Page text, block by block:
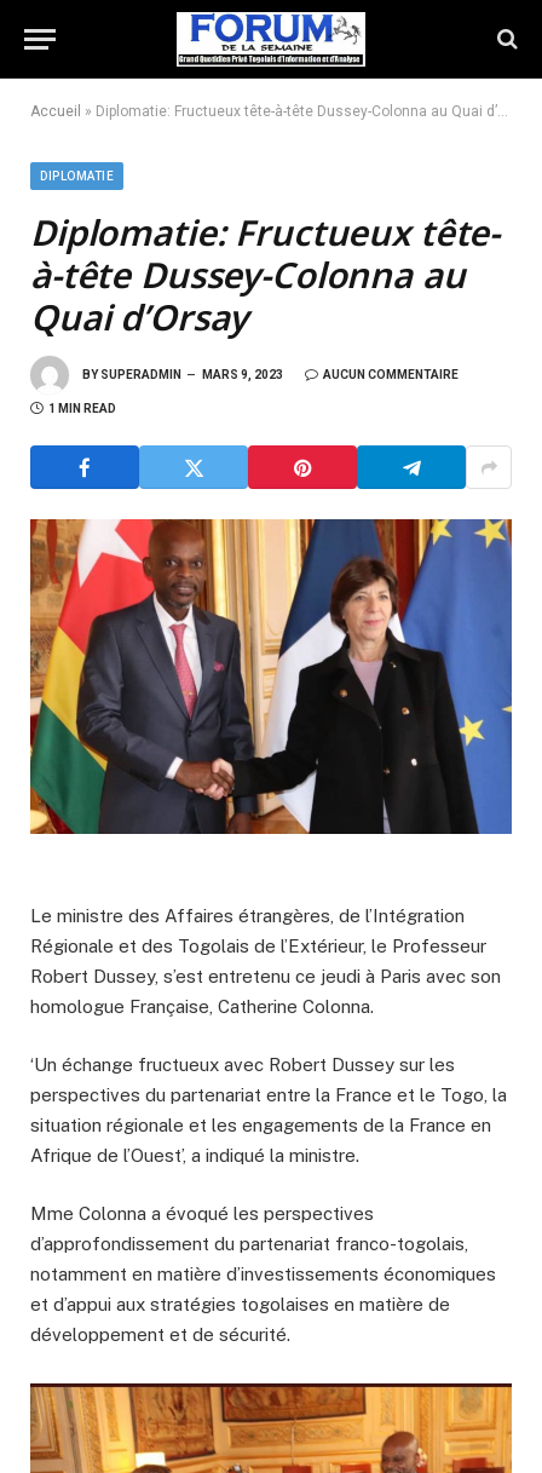
Accueil » Diplomatie: Fructueux tête-à-tête Dussey-Colonna au Quai d’Orsay
DIPLOMATIE
Diplomatie: Fructueux tête-
à-tête Dussey-Colonna au
Quai d’Orsay
BY SUPERADMIN MARS 9, 2023 AUCUN COMMENTAIRE
1 MIN READ
Le ministre des Affaires étrangères, de l’Intégration
Régionale et des Togolais de l’Extérieur, le Professeur
Robert Dussey, s’est entretenu ce jeudi à Paris avec son
homologue Française, Catherine Colonna.
‘Un échange fructueux avec Robert Dussey sur les
perspectives du partenariat entre la France et le Togo, la
situation régionale et les engagements de la France en
Afrique de l’Ouest’, a indiqué la ministre.
Mme Colonna a évoqué les perspectives
d’approfondissement du partenariat franco-togolais,
notamment en matière d’investissements économiques
et d’appui aux stratégies togolaises en matière de
développement et de sécurité.